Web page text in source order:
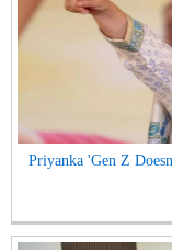
Priyanka 'Gen Z